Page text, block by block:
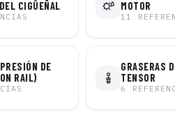
CIGÜEÑAL
MOTOR
11
DE
RAIL)
GRASERAS
TENSOR
6